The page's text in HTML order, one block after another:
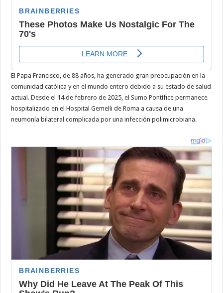
El Papa Francisco, de 88 años, ha generado gran preocupación en la
comunidad católica y en el mundo entero debido a su estado de salud
actual. Desde el 14 de febrero de 2025, el Sumo Pontífice permanece
hospitalizado en el Hospital Gemelli de Roma a causa de una
neumonía bilateral complicada por una infección polimicrobiana.